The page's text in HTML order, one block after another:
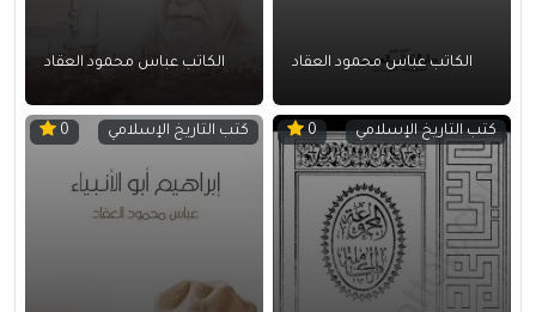
الكاتب عباس محمود العقاد الكاتب عباس محمود العقاد
كتب التاريخ الإسلامي 0 كتب التاريخ الإسلامي 0